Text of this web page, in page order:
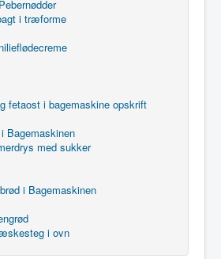
i træforme
fetaost i bagemaskine opskrift
Bagemaskinen
med sukker
i Bagemaskinen
i ovn